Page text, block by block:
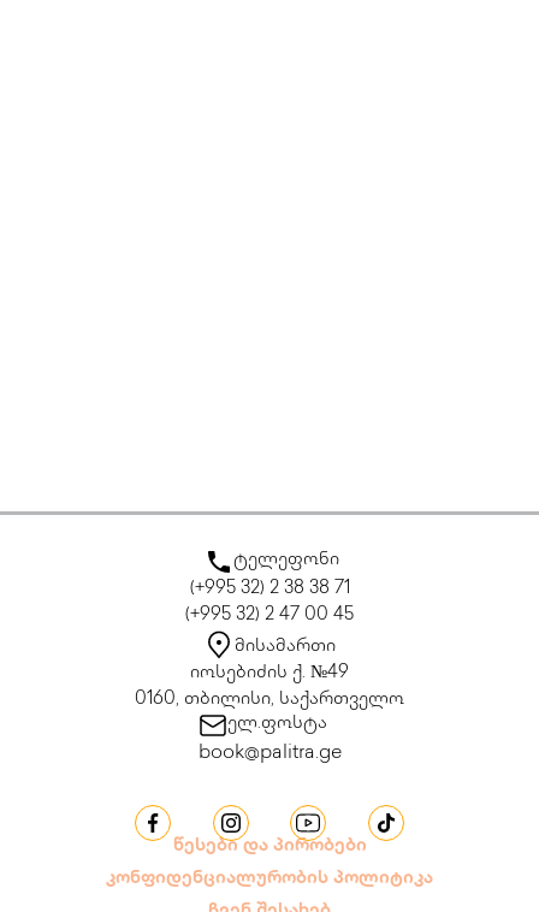
ტელეფონი
(+995 32) 2 38 38 71
(+995 32) 2 47 00 45
მისამართი
იოსებიძის ქ. №49
0160, თბილისი, საქართველო
ელ.ფოსტა
book@palitra.ge
წესები და პირობები
კონფიდენციალურობის პოლიტიკა